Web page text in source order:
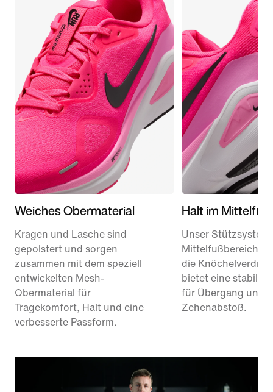
Weiches Obermaterial
Kragen und Lasche sind
gepolstert und sorgen
zusammen mit dem speziell
entwickelten Mesh-
Obermaterial für
Tragekomfort, Halt und eine
verbesserte Passform.
Halt im
Unser Stützsystem
Mittelfußbereich
die
bietet eine stabile
für Übergang und
Zehenabstoß.